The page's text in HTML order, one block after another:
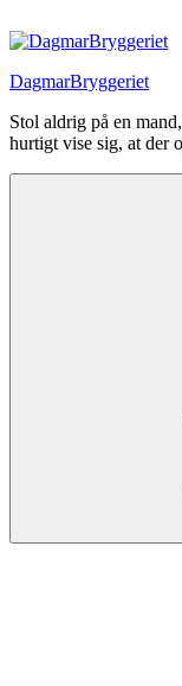
til
DagmarBryggeriet
Stol aldrig på en
hurtigt vise sig, at der